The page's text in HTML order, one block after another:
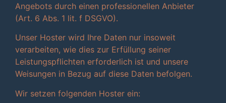
Angebots durch einen professionellen Anbieter
(Art. 6 Abs. 1 lit. f DSGVO).
Unser Hoster wird Ihre Daten nur insoweit
verarbeiten, wie dies zur Erfüllung seiner
Leistungspflichten erforderlich ist und unsere
Weisungen in Bezug auf diese Daten befolgen.
Wir setzen folgenden Hoster ein: